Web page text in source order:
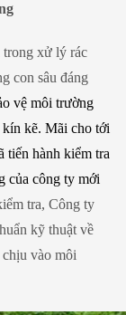
xử lý rác
con sâu đáng
vệ môi trường
kín kẽ. Mãi cho tới
tiến hành kiểm tra
của công ty mới
tra, Công ty
kỹ thuật về
vào môi